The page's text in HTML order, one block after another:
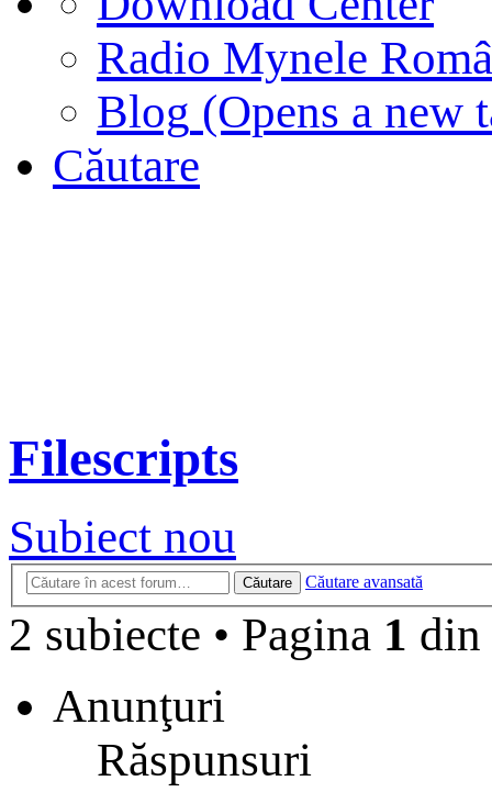
Radio Mynele
Blog (Opens a new
Căutare
Filescripts
Subiect nou
Căutare Căutare avansată
2 subiecte • Pagina 1 din
Anunţuri
Răspunsuri